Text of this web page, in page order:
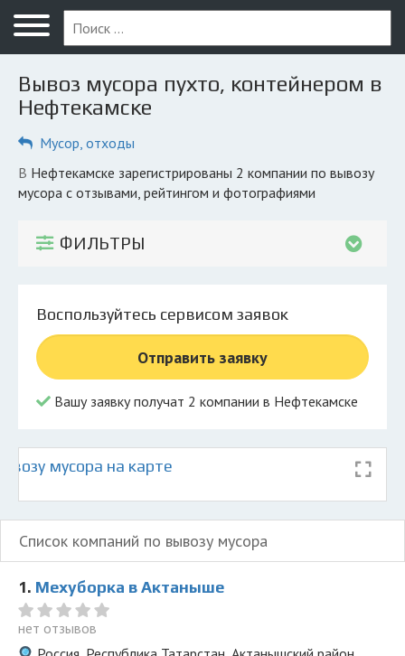
Меню
Главная
Вопрос юристу
Компании
Экоблог
© 2026 Все права защищены
Вывоз мусора пухто, контейнером в
Нефтекамске
Мусор, отходы
в Нефтекамске зарегистрированы 2 компании по вывозу
мусора с отзывами, рейтингом и фотографиями
ФИЛЬТРЫ
Воспользуйтесь сервисом заявок
Отправить заявку
Вашу заявку получат 2 компании в Нефтекамске
мусора на карте
Список компаний по вывозу мусора
1. Мехуборка в Актаныше
нет отзывов